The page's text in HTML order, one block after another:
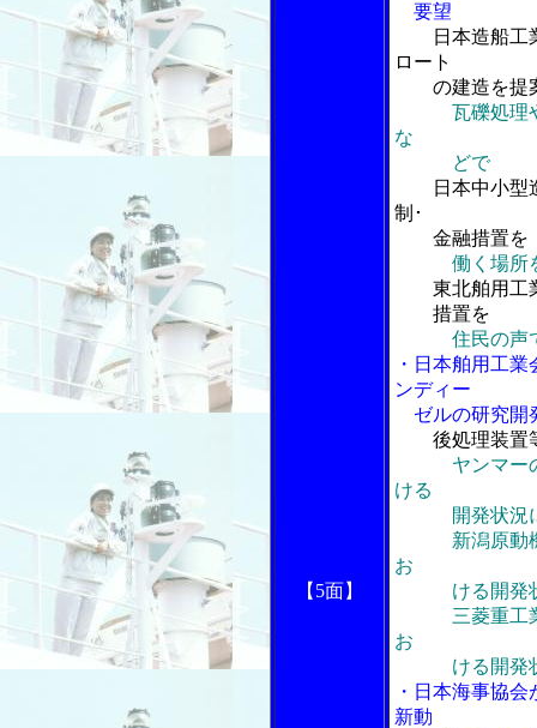
【5面】
要望
日本造船工
ロート
の建造を提
瓦礫処理
な
どで
日本中小型造
制･
金融措置を
働く場所
東北舶用工業
措置を
住民の声
・日本舶用工
ンディー
ゼルの研究開
後処理装置
ヤンマー
ける
開発状況に
新潟原動機
お
ける開発状
三菱重工業
お
ける開発状
・日本海事協
新動